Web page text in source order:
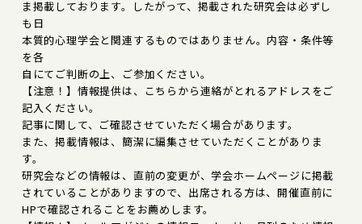
ま掲載しております。したがって、掲載された研究会は必ずし
も日
本質的心理学会と関連するものではありません。内容・条件等
を各
自にてご判断の上、ご参加ください。
【注意！】情報提供は、こちらから連絡がとれるアドレスをご
記入ください。
記事に関して、ご確認させていただく場合があります。
また、掲載情報は、簡潔に編集させていただくことがありま
す。
研究会などの情報は、直前の変更が、学会ホームページに掲載
されていることがありますので、出席される方は、開催直前に
HPで確認されることをお薦めします。